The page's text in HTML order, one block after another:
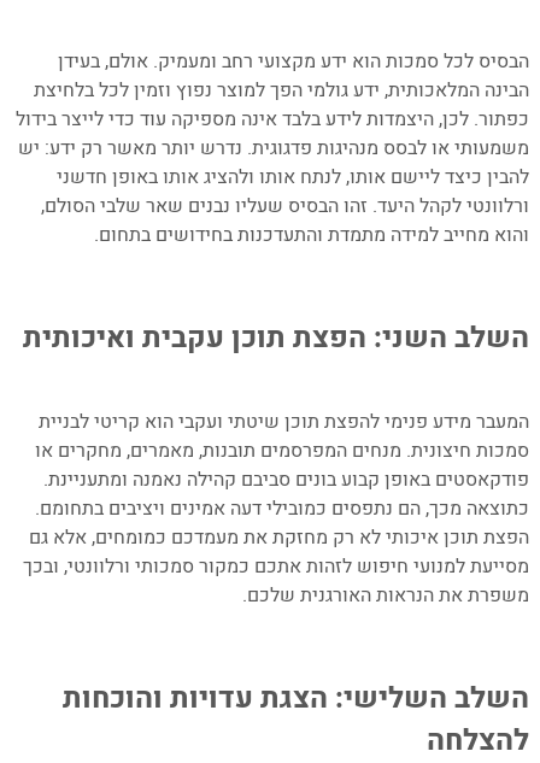
הבסיס לכל סמכות הוא ידע מקצועי רחב ומעמיק. אולם, בעידן
הבינה המלאכותית, ידע גולמי הפך למוצר נפוץ וזמין לכל בלחיצת
כפתור. לכן, היצמדות לידע בלבד אינה מספיקה עוד כדי לייצר בידול
משמעותי או לבסס מנהיגות פדגוגית. נדרש יותר מאשר רק ידע: יש
להבין כיצד ליישם אותו, לנתח אותו ולהציג אותו באופן חדשני
ורלוונטי לקהל היעד. זהו הבסיס שעליו נבנים שאר שלבי הסולם,
והוא מחייב למידה מתמדת והתעדכנות בחידושים בתחום.
השלב השני: הפצת תוכן עקבית ואיכותית
המעבר מידע פנימי להפצת תוכן שיטתי ועקבי הוא קריטי לבניית
סמכות חיצונית. מנחים המפרסמים תובנות, מאמרים, מחקרים או
פודקאסטים באופן קבוע בונים סביבם קהילה נאמנה ומתעניינת.
כתוצאה מכך, הם נתפסים כמובילי דעה אמינים ויציבים בתחומם.
הפצת תוכן איכותי לא רק מחזקת את מעמדכם כמומחים, אלא גם
מסייעת למנועי חיפוש לזהות אתכם כמקור סמכותי ורלוונטי, ובכך
משפרת את הנראות האורגנית שלכם.
השלב השלישי: הצגת עדויות והוכחות
להצלחה